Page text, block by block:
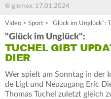
© glomex, 17.01.2024
Video > Sport > "Glück im Unglück":
"Glück im Unglück":
TUCHEL GIBT
DIER
Wer spielt am Sonntag in der
de Ligt und Neuzugang Eric
Thomas Tuchel zuletzt gleich